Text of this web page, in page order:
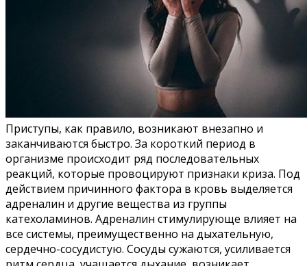
Приступы, как правило, возникают внезапно и
заканчиваются быстро. За короткий период в
организме происходит ряд последовательных
реакций, которые провоцируют признаки криза. Под
действием причинного фактора в кровь выделяется
адреналин и другие вещества из группы
катехоламинов. Адреналин стимулирующе влияет на
все системы, преимущественно на дыхательную,
сердечно-сосудистую. Сосуды сужаются, усиливается